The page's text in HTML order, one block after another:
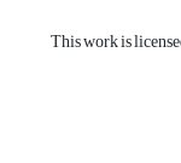
This work is